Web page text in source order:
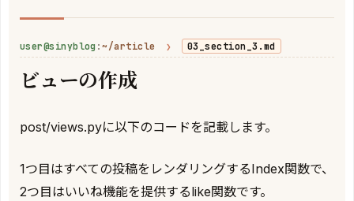
user@sinyblog :~/article ❯ 03_section_3.md
ビューの作成
post/views.pyに以下のコードを記載します。
1つ目はすべての投稿をレンダリングするIndex関数で、
2つ目はいいね機能を提供するlike関数です。